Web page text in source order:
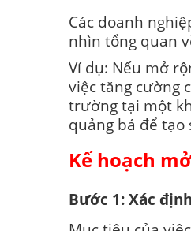
Các doanh
nhìn tổng quan
Ví dụ: Nếu mở
việc tăng cường
trường tại một
quảng bá để tạo
Kế hoạch
Bước 1: Xác